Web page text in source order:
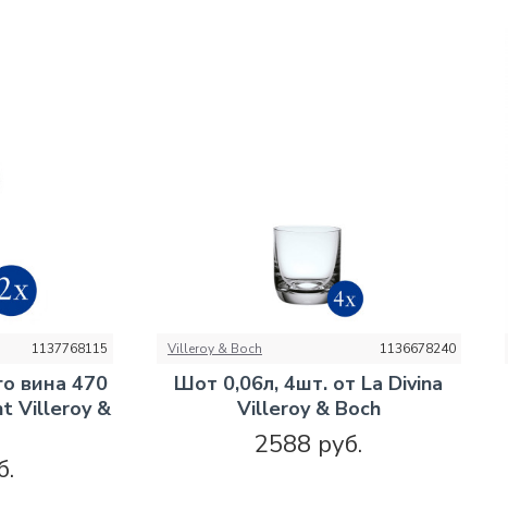
1137768115
вина 470
Villeroy &
Villeroy & Boch 1136678240
Шот 0,06л, 4шт. от La Divina
Villeroy & Boch
2588 руб.